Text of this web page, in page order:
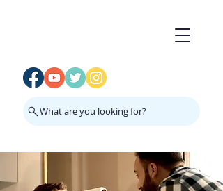
What are you looking for?